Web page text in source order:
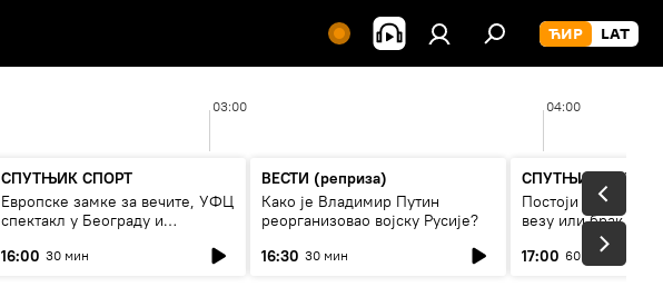
03:00 04:00
СПУТЊИК СПОРТ
Европске замке за вечите, УФЦ
спектакл у Београду и
16:00 30 мин
ВЕСТИ (реприза)
Како је Владимир Путин
реорганизовао војску Русије?
16:30 30 мин
СПУТЊИК
Постоји ли
везу или брак
17:00 60 мин